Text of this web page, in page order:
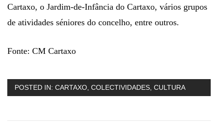
Cartaxo, o Jardim-de-Infância do Cartaxo, vários grupos
de atividades séniores do concelho, entre outros.
Fonte: CM Cartaxo
POSTED IN: CARTAXO, COLECTIVIDADES, CULTURA